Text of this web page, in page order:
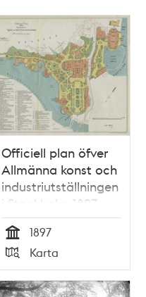
Officiell plan öfver
Allmänna konst och
industriutställningen
i Stockholm 1897
Tid
1897
Typ
Karta